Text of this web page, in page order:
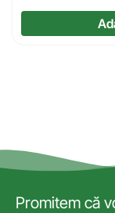
Promitem că